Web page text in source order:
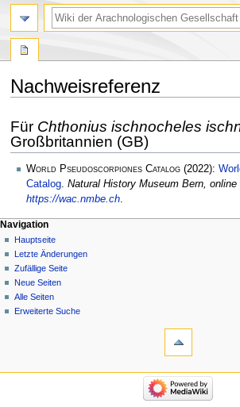
Nachweisreferenz
Navigation
springen
Suche
springen
Für Chthonius ischnocheles
Großbritannien (GB)
World Pseudoscorpiones Catalog (2022):
Catalog. Natural History Museum Bern, online
https://wac.nmbe.ch.
Navigation
Hauptseite
Letzte Änderungen
Zufällige Seite
Neue Seiten
Alle Seiten
Erweiterte Suche